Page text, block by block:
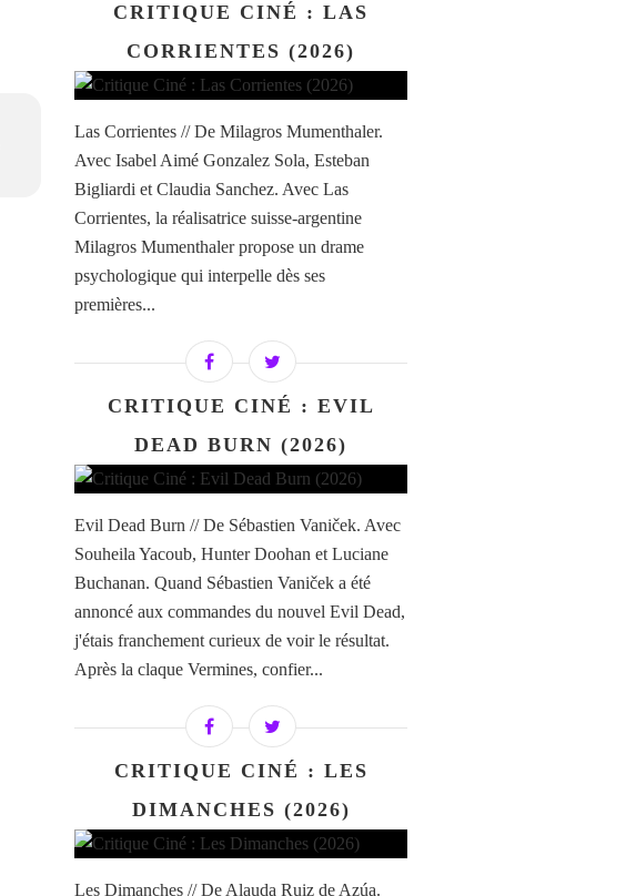
CRITIQUE CINÉ : LAS
CORRIENTES (2026)
Las Corrientes // De Milagros Mumenthaler.
Avec Isabel Aimé Gonzalez Sola, Esteban
Bigliardi et Claudia Sanchez. Avec Las
Corrientes, la réalisatrice suisse-argentine
Milagros Mumenthaler propose un drame
psychologique qui interpelle dès ses
premières...
CRITIQUE CINÉ : EVIL
DEAD BURN (2026)
Evil Dead Burn // De Sébastien Vaniček. Avec
Souheila Yacoub, Hunter Doohan et Luciane
Buchanan. Quand Sébastien Vaniček a été
annoncé aux commandes du nouvel Evil Dead,
j'étais franchement curieux de voir le résultat.
Après la claque Vermines, confier...
CRITIQUE CINÉ : LES
DIMANCHES (2026)
Les Dimanches // De Alauda Ruiz de Azúa.